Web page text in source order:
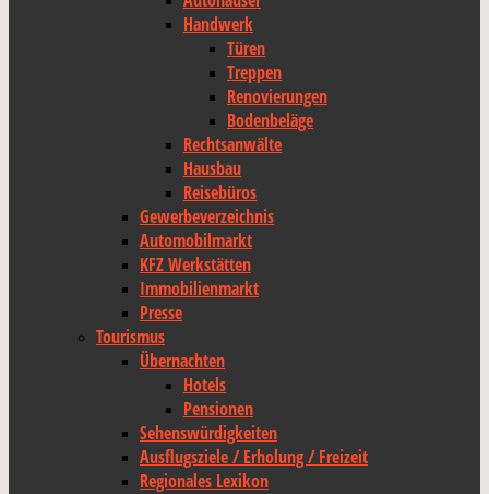
Handwerk
Türen
Treppen
Renovierungen
Bodenbeläge
Rechtsanwälte
Hausbau
Reisebüros
Gewerbeverzeichnis
Automobilmarkt
KFZ Werkstätten
Immobilienmarkt
Presse
Tourismus
Übernachten
Hotels
Pensionen
Sehenswürdigkeiten
Ausflugsziele / Erholung / Freizeit
Regionales Lexikon